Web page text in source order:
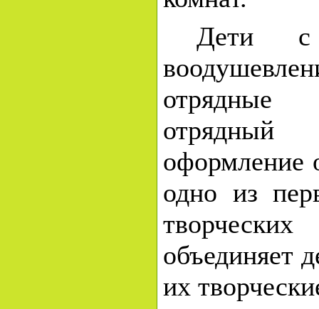
Дети с
оформление
одно из
объединяет
их